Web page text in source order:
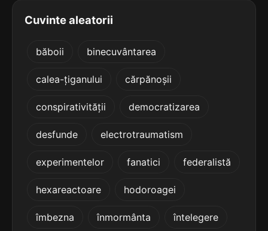
continentului
crezământului
dizolvantului
endoblastului
terminație: tului
Cuvinte aleatorii
băboii binecuvântarea
calea-țiganului cărpănoșii
conspirativității democratizarea
desfunde electrotraumatism
experimentelor fanatici federalistă
hexareactoare hodoroagei
îmbezna înmormânta întelegere